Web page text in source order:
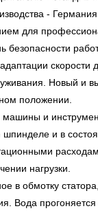
- Германия
для
скорости
Новый и
положении.
и
и в
нагрузки.
в обмотку